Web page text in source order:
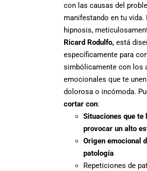
con las causas del
manifestando en tu vida.
hipnosis,
Ricard Rodulfo, está
específicamente para
simbólicamente con los
emocionales que te
dolorosa o incómoda.
cortar con:
Situaciones que te
provocar un alto
Origen emocional
patología
Repeticiones de